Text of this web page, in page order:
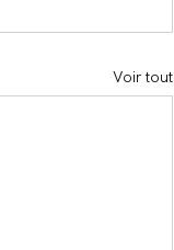
Voir tout